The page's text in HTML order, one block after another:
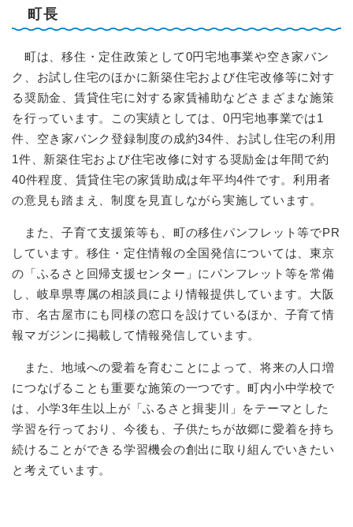
町長
町は、移住・定住政策として0円宅地事業や空き家バン
ク、お試し住宅のほかに新築住宅および住宅改修等に対す
る奨励金、賃貸住宅に対する家賃補助などさまざまな施策
を行っています。この実績としては、0円宅地事業では1
件、空き家バンク登録制度の成約34件、お試し住宅の利用
1件、新築住宅および住宅改修に対する奨励金は年間で約
40件程度、賃貸住宅の家賃助成は年平均4件です。利用者
の意見も踏まえ、制度を見直しながら実施しています。
また、子育て支援策等も、町の移住パンフレット等でPR
しています。移住・定住情報の全国発信については、東京
の「ふるさと回帰支援センター」にパンフレット等を常備
し、岐阜県専属の相談員により情報提供しています。大阪
市、名古屋市にも同様の窓口を設けているほか、子育て情
報マガジンに掲載して情報発信しています。
また、地域への愛着を育むことによって、将来の人口増
につなげることも重要な施策の一つです。町内小中学校で
は、小学3年生以上が「ふるさと揖斐川」をテーマとした
学習を行っており、今後も、子供たちが故郷に愛着を持ち
続けることができる学習機会の創出に取り組んでいきたい
と考えています。